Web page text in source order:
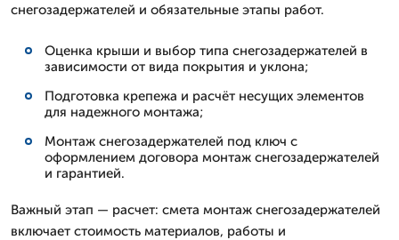
снегозадержателей и обязательные этапы работ.
Оценка крыши и выбор типа снегозадержателей в
зависимости от вида покрытия и уклона;
Подготовка крепежа и расчёт несущих элементов
для надежного монтажа;
Монтаж снегозадержателей под ключ с
оформлением договора монтаж снегозадержателей
и гарантией.
Важный этап — расчет: смета монтаж снегозадержателей
включает стоимость материалов, работы и